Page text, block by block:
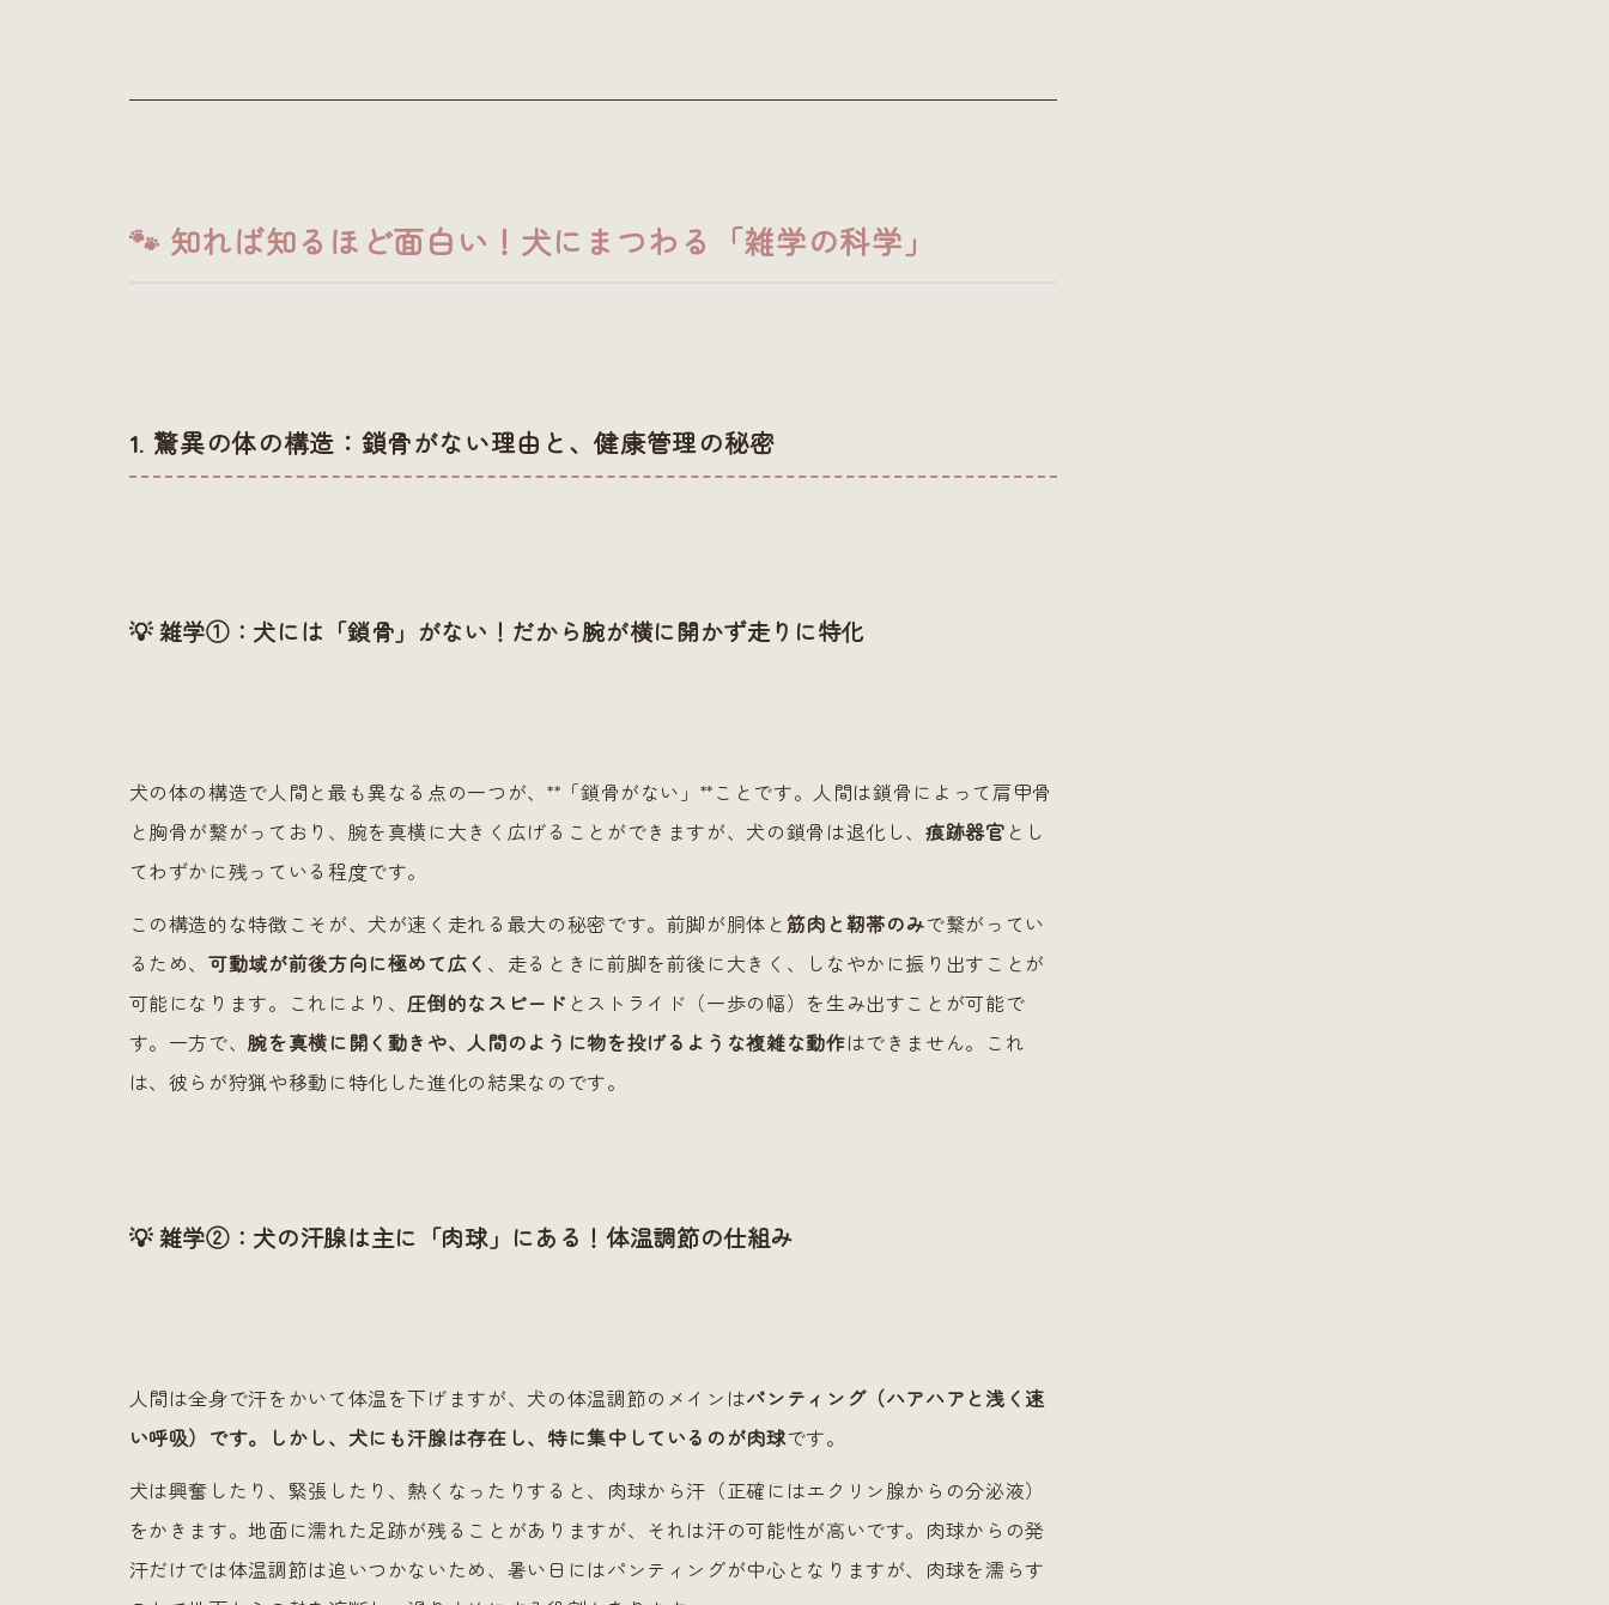
🐾 知れば知るほど面白い！犬にまつわる「雑学の科学」
1. 驚異の体の構造：鎖骨がない理由と、健康管理の秘密
💡 雑学①：犬には「鎖骨」がない！だから腕が横に開かず走りに特化
犬の体の構造で人間と最も異なる点の一つが、**「鎖骨がない」**ことです。人間は鎖骨によって肩甲骨
と胸骨が繋がっており、腕を真横に大きく広げることができますが、犬の鎖骨は退化し、痕跡器官 とし
てわずかに残っている程度です。
この構造的な特徴こそが、犬が速く走れる最大の秘密です。前脚が胴体と 筋肉と靭帯のみで繋がってい
るため、可動域が前後方向に極めて広く 、走るときに前脚を前後に大きく、しなやかに振り出すことが
可能になります。これにより、 圧倒的なスピード とストライド（一歩の幅）を生み出すことが可能で
す。一方で、腕を真横に開く動きや、人間のように物を投げるような複雑な動作はできません。これ
は、彼らが狩猟や移動に特化した進化の結果なのです。
💡 雑学②：犬の汗腺は主に「肉球」にある！体温調節の仕組み
人間は全身で汗をかいて体温を下げますが、犬の体温調節のメインはパンティング（ハアハアと浅く速
い呼吸）です。しかし、犬にも汗腺は存在し、特に集中しているのが肉球です。
犬は興奮したり、緊張したり、熱くなったりすると、肉球から汗（正確にはエクリン腺からの分泌液）
をかきます。地面に濡れた足跡が残ることがありますが、それは汗の可能性が高いです。肉球からの発
汗だけでは体温調節は追いつかないため、暑い日にはパンティングが中心となりますが、肉球を濡らす